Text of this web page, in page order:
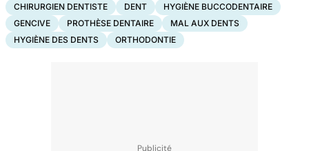
CHIRURGIEN DENTISTE DENT
HYGIÈNE BUCCODENTAIRE
GENCIVE
PROTHÈSE DENTAIRE
MAL AUX DENTS
HYGIÈNE DES DENTS
ORTHODONTIE